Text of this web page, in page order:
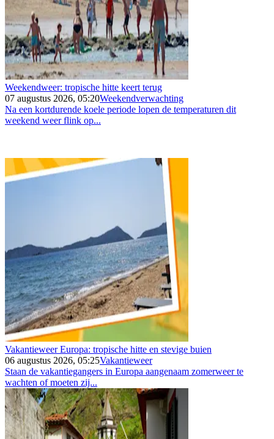
Weekendweer: tropische hitte keert terug
07 augustus 2026, 05:20Weekendverwachting
Na een kortdurende koele periode lopen de temperaturen dit
weekend weer flink op...
Vakantieweer Europa: tropische hitte en stevige buien
06 augustus 2026, 05:25Vakantieweer
Staan de vakantiegangers in Europa aangenaam zomerweer te
wachten of moeten zij...